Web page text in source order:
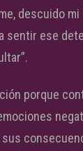
descuido
sentir ese
porque